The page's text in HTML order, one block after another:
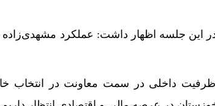
این جلسه اظهار داشت: عملکرد مشهدی‌زاده
ظرفیت داخلی در سمت معاونت در انتخاب